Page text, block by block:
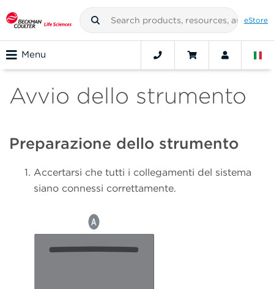
eStore
Menu
Avvio dello strumento
Preparazione dello strumento
Accertarsi che tutti i collegamenti del sistema
siano connessi correttamente.